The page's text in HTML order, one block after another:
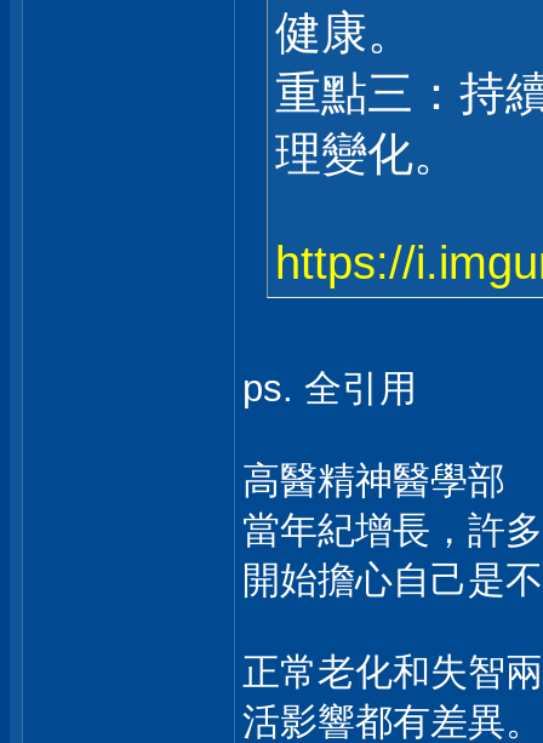
健康。
重點三：持
理變化。
https://
ps. 全引用
高醫精神醫學部
當年紀增長，許
開始擔心自己是
正常老化和失智
活影響都有差異